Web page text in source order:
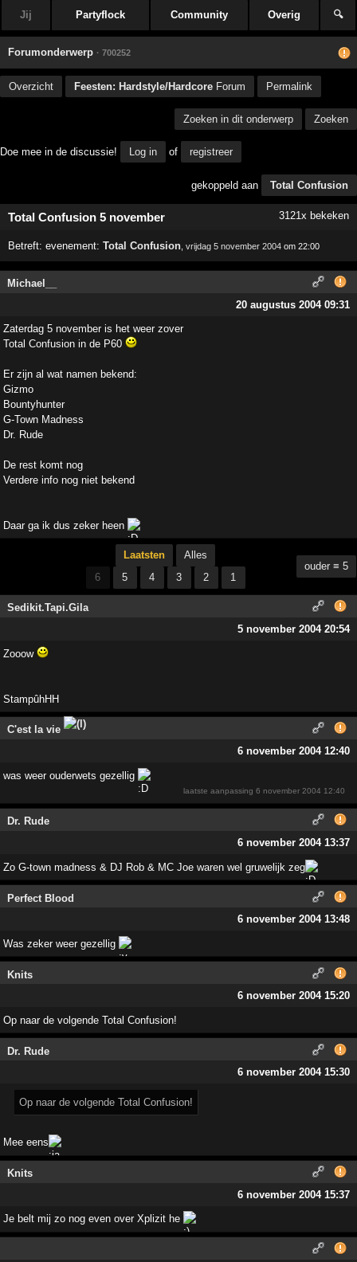
Jij Partyflock Community Overig 🔍
Forumonderwerp · 700252
Overzicht Feesten: Hardstyle/Hardcore Forum Permalink
Zoeken in dit onderwerp Zoeken
Doe mee in de discussie! Log in of registreer
gekoppeld aan Total Confusion
Total Confusion 5 november 3121x bekeken
Betreft:evenement:Total Confusion ,vrijdag 5 november 2004 om 22:00
Michael__
20 augustus 2004 09:31
Zaterdag 5 november is het weer zover
Total Confusion in de P60
Er zijn al wat namen bekend:
Gizmo
Bountyhunter
G-Town Madness
Dr. Rude
De rest komt nog
Verdere info nog niet bekend
Daar ga ik dus zeker heen
Laatsten
Alles
6
5 4 3 2 1
ouder ≡ 5
Sedikit.Tapi.Gila
5 november 2004 20:54
Zooow
StampûhHH
C'est la vie
6 november 2004 12:40
was weer ouderwets gezellig
laatste aanpassing6 november 2004 12:40
Dr. Rude
6 november 2004 13:37
Zo G-town madness & DJ Rob & MC Joe waren wel gruwelijk zeg
Perfect Blood
6 november 2004 13:48
Was zeker weer gezellig
Knits
6 november 2004 15:20
Op naar de volgende Total Confusion!
Dr. Rude
6 november 2004 15:30
Op naar de volgende Total Confusion!
Mee eens
Knits
6 november 2004 15:37
Je belt mij zo nog even over Xplizit he